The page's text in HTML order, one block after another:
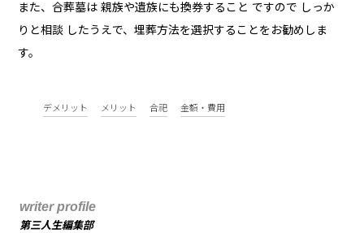
また、合葬墓は 親族や遺族にも換券すること ですので しっか
りと相談 したうえで、埋葬方法を選択することをお勧めしま
す。
デメリット メリット 合祀 金額・費用
writer profile
第三人生編集部